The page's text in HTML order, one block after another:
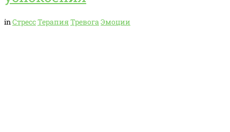
inСтрессТерапияТревогаЭмоции